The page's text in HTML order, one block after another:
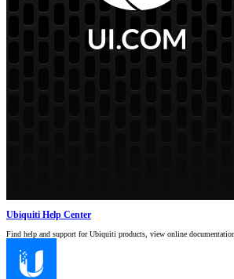
Ubiquiti Help Center
Find help and support for Ubiquiti products, view online